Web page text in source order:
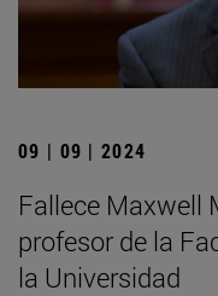
09 | 09 | 2024
Fallece Maxwell
profesor de la
la Universidad